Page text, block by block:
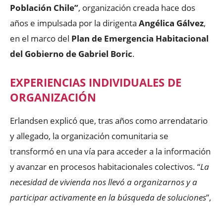
Población Chile”, organización creada hace dos
años e impulsada por la dirigenta Angélica Gálvez,
en el marco del Plan de Emergencia Habitacional
del Gobierno de Gabriel Boric.
EXPERIENCIAS INDIVIDUALES DE
ORGANIZACIÓN
Erlandsen explicó que, tras años como arrendatario
y allegado, la organización comunitaria se
transformó en una vía para acceder a la información
y avanzar en procesos habitacionales colectivos. “La
necesidad de vivienda nos llevó a organizarnos y a
participar activamente en la búsqueda de soluciones”,